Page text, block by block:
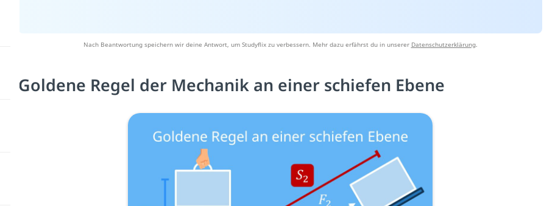
Nach Beantwortung speichern wir deine Antwort, um Studyflix zu verbessern. Mehr dazu erfährst du in unserer Datenschutzerklärung.
Goldene Regel der Mechanik an einer schiefen Ebene